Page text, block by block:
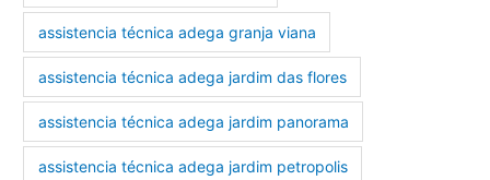
assistencia técnica adega granja viana
assistencia técnica adega jardim das flores
assistencia técnica adega jardim panorama
assistencia técnica adega jardim petropolis